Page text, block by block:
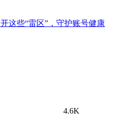
这些“雷区”，守护账号健康
4.6K